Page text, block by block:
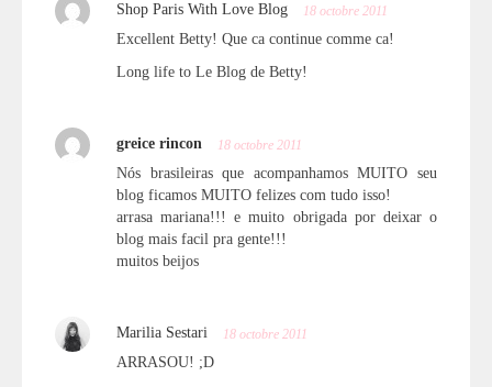
Shop Paris With Love Blog 18 octobre 2011
Excellent Betty! Que ca continue comme ca!
Long life to Le Blog de Betty!
greice rincon 18 octobre 2011
Nós brasileiras que acompanhamos MUITO seu
blog ficamos MUITO felizes com tudo isso!
arrasa mariana!!! e muito obrigada por deixar o
blog mais facil pra gente!!!
muitos beijos
Marilia Sestari 18 octobre 2011
ARRASOU! ;D